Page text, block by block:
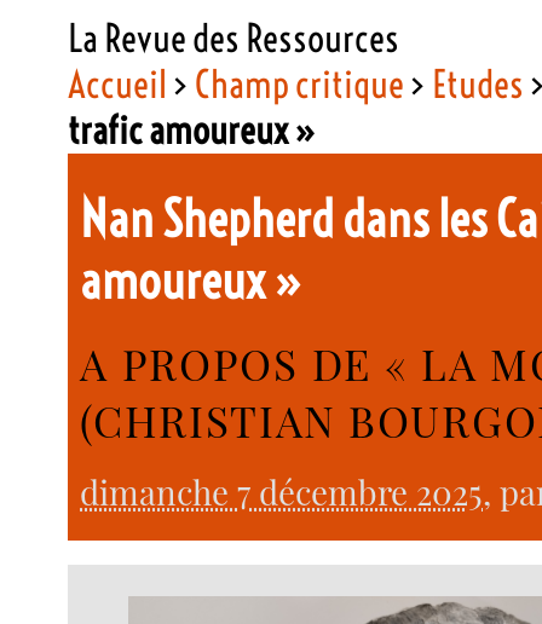
La Revue des Ressources
Accueil > Champ critique> Etudes
trafic amoureux »
Nan Shepherd dans les
amoureux »
A PROPOS DE « LA
(CHRISTIAN
dimanche 7 décembre 2025,